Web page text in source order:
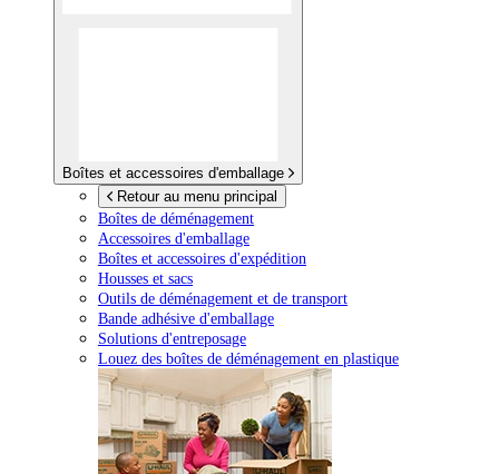
Boîtes et accessoires d'emballage
Retour au menu principal
Boîtes de déménagement
Accessoires d'emballage
Boîtes et accessoires d'expédition
Housses et sacs
Outils de déménagement et de transport
Bande adhésive d'emballage
Solutions d'entreposage
Louez des boîtes de déménagement en plastique